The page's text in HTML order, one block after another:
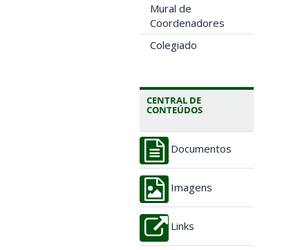
Mural de
Coordenadores
Colegiado
CENTRAL DE
CONTEÚDOS
Documentos
Imagens
Links